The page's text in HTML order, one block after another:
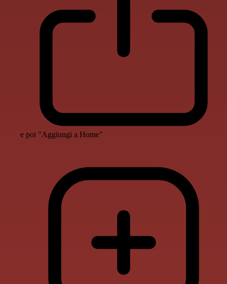
e poi "Aggiungi a Home"